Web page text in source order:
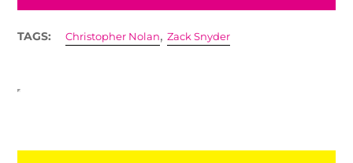
TAGS: Christopher Nolan,Zack Snyder